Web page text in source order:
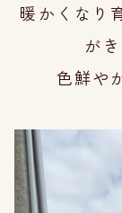
暖かくなり
が
色鮮や